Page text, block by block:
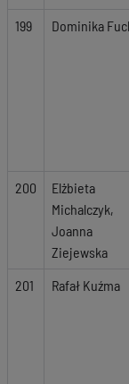
199 Dominika
200
Elżbieta
Michalczyk,
Joanna
Ziejewska
201 Rafał Kuźma